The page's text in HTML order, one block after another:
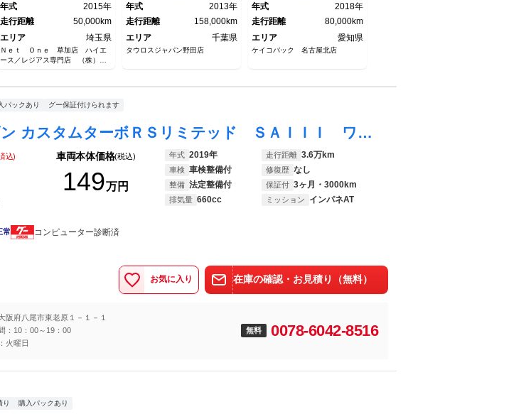
アバッグ 両側スライドドア
年式
2015年
走行距離
50,000km
エリア
埼玉県
Ｎｅｔ Ｏｎｅ 草加店 ハイエ
ース／レジアス専門店 （株）オ
ウィンドウ
年式
2013年
走行距離
158,000km
エリア
千葉県
タウロスジャパン野田店
年式
2018年
走行距離
80,000km
エリア
愛知県
ケイコバック 名古屋北店
パックあり グー保証付けられます
アトレーワゴン カスタムターボＲＳリミテッド ＳＡＩＩＩ ワンオーナー Ｍナビ フルセグ ＣＤ ＤＶＤ ブルートゥース ドラレコ ＥＴＣ 左側電動ドア Ａストップ キーレス 電格ミラー Ｓアラーム ＬＥＤヘッド フォグ ルーフコンソール リアワイパー ＡＢＳ
込) 車両本体価格(税込)
149万円
年式 2019年 走行距離 3.6万km
車検 車検整備付 修復歴 なし
整備 法定整備付 保証付 3ヶ月・3000km
排気量 660cc ミッション インパネAT
常 コンピューター診断済
お気に入り 在庫の確認・お見積り（無料）
阪府八尾市東老原１－１－１
：10：00～19：00
火曜日
無料 0078-6042-8516
り 購入パックあり